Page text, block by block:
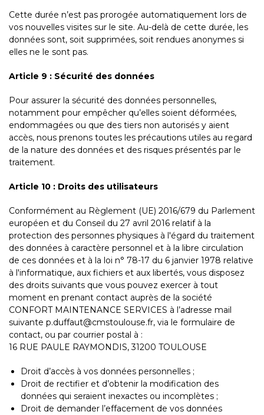
Cette durée n’est pas prorogée automatiquement lors de
vos nouvelles visites sur le site. Au-delà de cette durée, les
données sont, soit supprimées, soit rendues anonymes si
elles ne le sont pas.
Article 9 : Sécurité des données
Pour assurer la sécurité des données personnelles,
notamment pour empêcher qu’elles soient déformées,
endommagées ou que des tiers non autorisés y aient
accès, nous prenons toutes les précautions utiles au regard
de la nature des données et des risques présentés par le
traitement.
Article 10 : Droits des utilisateurs
Conformément au Règlement (UE) 2016/679 du Parlement
européen et du Conseil du 27 avril 2016 relatif à la
protection des personnes physiques à l'égard du traitement
des données à caractère personnel et à la libre circulation
de ces données et à la loi n° 78-17 du 6 janvier 1978 relative
à l'informatique, aux fichiers et aux libertés, vous disposez
des droits suivants que vous pouvez exercer à tout
moment en prenant contact auprès de la société
CONFORT MAINTENANCE SERVICES à l’adresse mail
suivante p.duffaut@cmstoulouse.fr, via le formulaire de
contact, ou par courrier postal à :
16 RUE PAULE RAYMONDIS, 31200 TOULOUSE
Droit d’accès à vos données personnelles ;
Droit de rectifier et d’obtenir la modification des
données qui seraient inexactes ou incomplètes ;
Droit de demander l’effacement de vos données